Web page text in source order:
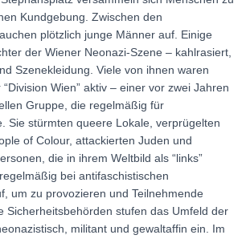
Kundgebung. Zwischen den
plötzlich junge Männer auf. Einige
der Wiener Neonazi-Szene – kahlrasiert,
Szenekleidung. Viele von ihnen waren
Wien” aktiv – einer vor zwei Jahren
Gruppe, die regelmäßig für
Sie stürmten queere Lokale, verprügelten
of Colour, attackierten Juden und
die in ihrem Weltbild als “links”
bei antifaschistischen
um zu provozieren und Teilnehmende
stufen das Umfeld der
militant und gewaltaffin ein. Im